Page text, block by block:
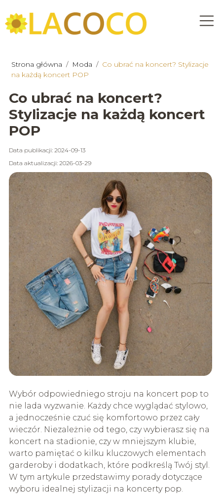
Strona główna / Moda / Co ubrać na koncert? Stylizacje
na każdą koncert POP
Co ubrać na koncert?
Stylizacje na każdą koncert
POP
Data publikacji: 2024-09-13
Data aktualizacji: 2026-03-29
Wybór odpowiedniego stroju na koncert pop to
nie lada wyzwanie. Każdy chce wyglądać stylowo,
a jednocześnie czuć się komfortowo przez cały
wieczór. Niezależnie od tego, czy wybierasz się na
koncert na stadionie, czy w mniejszym klubie,
warto pamiętać o kilku kluczowych elementach
garderoby i dodatkach, które podkreślą Twój styl.
W tym artykule przedstawimy porady dotyczące
wyboru idealnej stylizacji na koncerty pop.